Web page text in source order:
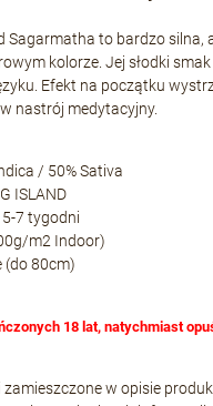
Sagarmatha to bardzo silna,
kolorze. Jej słodki
Efekt na początku
nastrój medytacyjny.
/ 50% Sativa
ISLAND
5-7 tygodni
m2 Indoor)
(do 80cm)
18 lat, natychmiast
w opisie